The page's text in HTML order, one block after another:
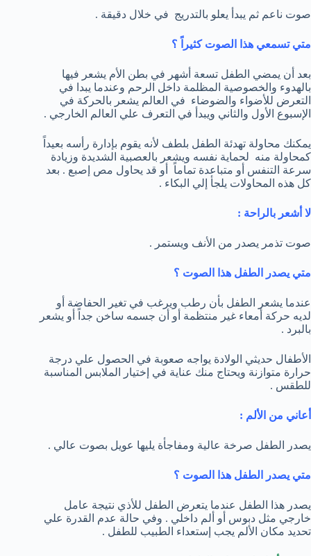
صوت ناعم ثم يبدأ يعلو بالتدريج في خلال دقيقة .
متي تسمعي هذا الصوت كثيراً ؟
بعد أن يمضي الطفل تسعة أشهر في بطن الأم يشعر فيها
بالهدوء والخصوصية المظلمة داخل الرحم وعندما يبدا في
التعرض للأضواء والضوضاء في العالم يشعر بالحركة في
الإسبوع الأول والثاني ويبدأ في التعرف علي العالم الخارجي .
يمكنك محاولة تهدئة الطفل بلطف لأنه يقوم بإدارة رأسه بعيداً
كمحاولة منه لحماية نفسه ويشعر بالعصبية الشديدة وزيادة
سرعة التنفس أو متباعدة تماماً أو قد يحاول مص إصبع . بعد
كل هذه المحاولات يلجأ إلي البكاء .
لا أشعر بالراحة :
صوت تذمر يصدر من الأنف ويستمر .
متي يصدر الطفل هذا الصوت ؟
عندما يشعر الطفل بأن رطب ويرغب في تغير الحفاضة أو
لديه حركة أمعاء غير منتظمة أو أن جسمه ساخن جداً أو يشعر
بالبرد .
الأطفال حديثي الولادة يواجه صعوبة في الحصول علي درجة
حرارة متوازنة ويحتاج منك عناية في إختيار الملابس المناسبة
للطقس .
أعاني من الألم :
يصدر الطفل صرخة عالية ومفاجأة يليها عويل بصوت عالي .
متي يصدر الطفل هذا الصوت ؟
يصدر هذا الطفل عندما يتعرض الطفل للأذي نتيجة عامل
خارجي مثل دبوس أو ألم داخلي . وفي حالة عدم القدرة علي
تحديد مكان الألم يجب إستعداء الطبيب للطفل .